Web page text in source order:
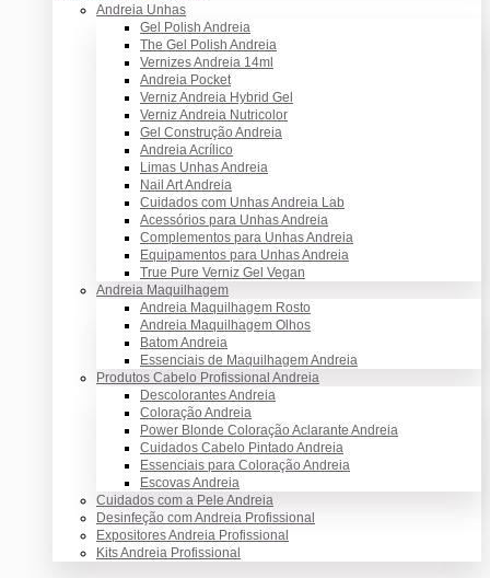
Andreia Unhas
Gel Polish Andreia
The Gel Polish Andreia
Vernizes Andreia 14ml
Andreia Pocket
Verniz Andreia Hybrid Gel
Verniz Andreia Nutricolor
Gel Construção Andreia
Andreia Acrílico
Limas Unhas Andreia
Nail Art Andreia
Cuidados com Unhas Andreia Lab
Acessórios para Unhas Andreia
Complementos para Unhas Andreia
Equipamentos para Unhas Andreia
True Pure Verniz Gel Vegan
Andreia Maquilhagem
Andreia Maquilhagem Rosto
Andreia Maquilhagem Olhos
Batom Andreia
Essenciais de Maquilhagem Andreia
Produtos Cabelo Profissional Andreia
Descolorantes Andreia
Coloração Andreia
Power Blonde Coloração Aclarante Andreia
Cuidados Cabelo Pintado Andreia
Essenciais para Coloração Andreia
Escovas Andreia
Cuidados com a Pele Andreia
Desinfeção com Andreia Profissional
Expositores Andreia Profissional
Kits Andreia Profissional